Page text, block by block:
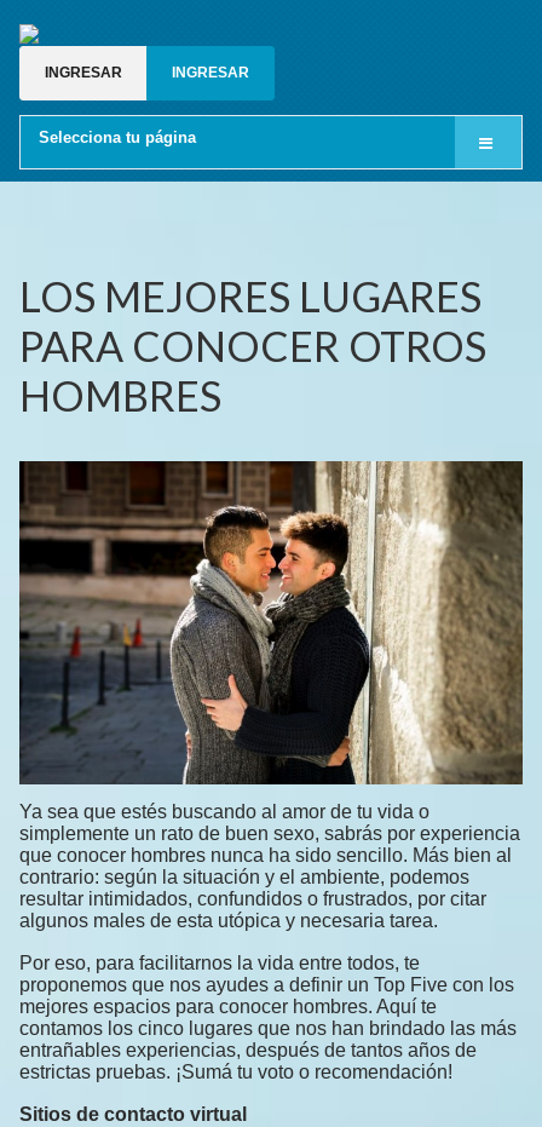
INGRESAR INGRESAR
Selecciona tu página
Blog gay
Grupos de whatsapp gay
LOS MEJORES LUGARES
PARA CONOCER OTROS
HOMBRES
Ya sea que estés buscando al amor de tu vida o
simplemente un rato de buen sexo, sabrás por experiencia
que conocer hombres nunca ha sido sencillo. Más bien al
contrario: según la situación y el ambiente, podemos
resultar intimidados, confundidos o frustrados, por citar
algunos males de esta utópica y necesaria tarea.
Por eso, para facilitarnos la vida entre todos, te
proponemos que nos ayudes a definir un Top Five con los
mejores espacios para conocer hombres. Aquí te
contamos los cinco lugares que nos han brindado las más
entrañables experiencias, después de tantos años de
estrictas pruebas. ¡Sumá tu voto o recomendación!
Sitios de contacto virtual